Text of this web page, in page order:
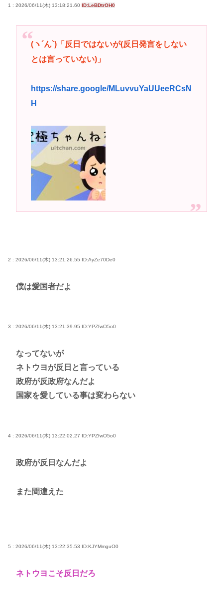
【祝】日本政府、東京大空襲を指揮し「悪魔」「皆
空軍大将に勲一等旭日大綬章を授与
学生もいるんだぞ！！
サイン入りドラム・スティックをプレゼントw
若くて美人なママと親友の淫らな行為内容を毎回聞
かされる「女神の加護を受けしママのサーガ」3巻 今
ガチで “ママ” ブーム来てるよな
ポケカ資産が100万円超えた男の子www
【高市動画】こういうオスガキってどうやったら産
まれるの？
Powered by livedoor 相互RSS
1 : 2026/06/11(木) 13:18:21.60 ID:LeBDtrOH0
(ヽ´ん`)「反日ではないが(反日発言をしない
とは言っていない)」
https://share.google/MLuvvuYaUUeeRCsN
H
2 : 2026/06/11(木) 13:21:26.55 ID:AyZe70De0
僕は愛国者だよ
3 : 2026/06/11(木) 13:21:39.95 ID:YPZfwO5o0
なってないが
ネトウヨが反日と言っている
政府が反政府なんだよ
国家を愛している事は変わらない
4 : 2026/06/11(木) 13:22:02.27 ID:YPZfwO5o0
政府が反日なんだよ
また間違えた
5 : 2026/06/11(木) 13:22:35.53 ID:KJYMmguO0
ネトウヨこそ反日だろ